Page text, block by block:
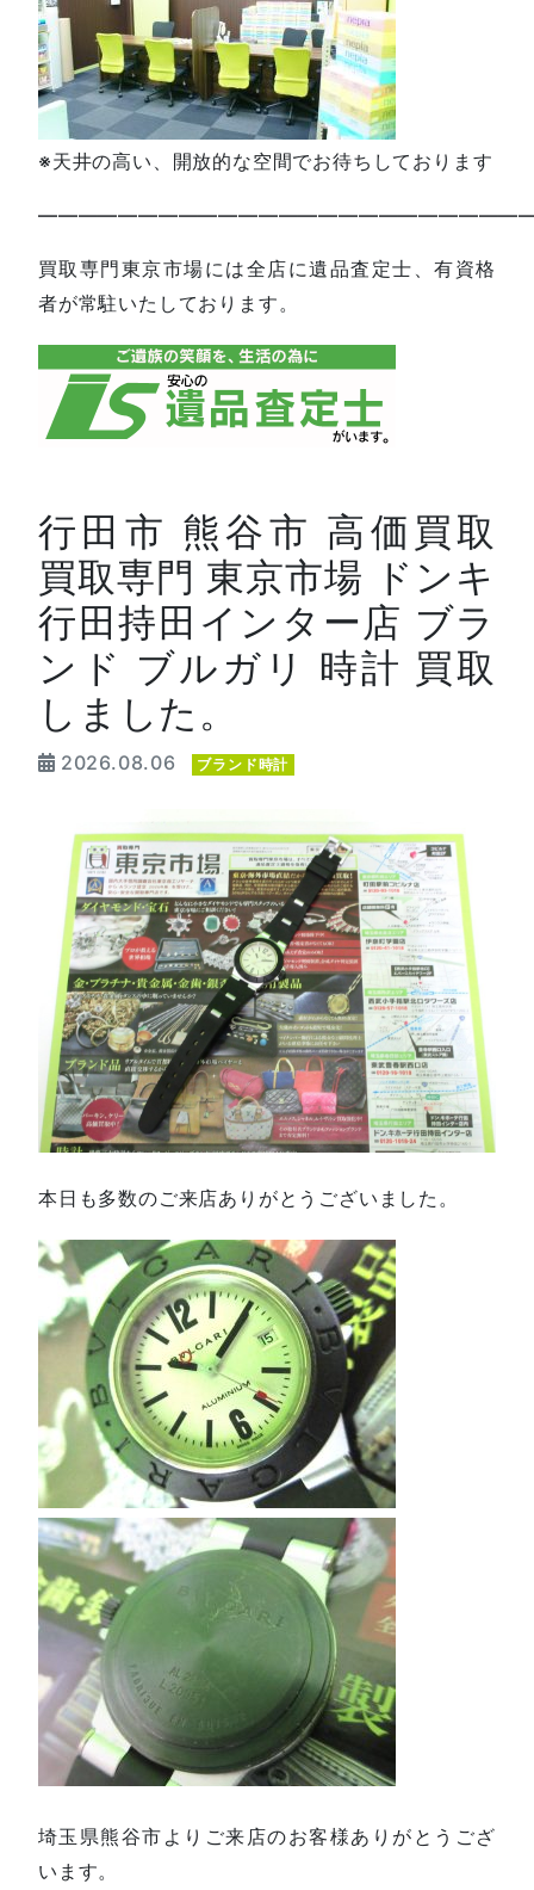
※天井の高い、開放的な空間でお待ちしております
買取専門東京市場には全店に遺品査定士、有資格
者が常駐いたしております。
行田市 熊谷市 高価買取
買取専門 東京市場 ドンキ
行田持田インター店 ブラ
ンド ブルガリ 時計 買取
しました。
2026.08.06 ブランド時計
本日も多数のご来店ありがとうございました。
埼玉県熊谷市よりご来店のお客様ありがとうござ
います。